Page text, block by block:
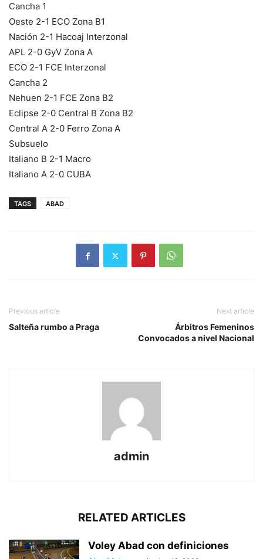
Cancha 1
Oeste 2-1 ECO Zona B1
Nación 2-1 Hacoaj Interzonal
APL 2-0 GyV Zona A
ECO 2-1 FCE Interzonal
Cancha 2
Nehuen 2-1 FCE Zona B2
Eclipse 2-0 Central B Zona B2
Central A 2-0 Ferro Zona A
Subsuelo
Italiano B 2-1 Macro
Italiano A 2-0 CUBA
TAGS ABAD
Previous article
Salteña rumbo a Praga
Next article
Árbitros Femeninos
Convocados a nivel Nacional
admin
RELATED ARTICLES
Voley Abad con definiciones